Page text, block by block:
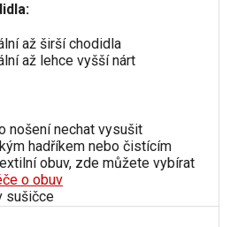
až širší chodidla
až lehce vyšší nárt
nošení nechat vysušit
hadříkem nebo čistícím
obuv, zde můžete vybírat
o obuv
sušičce